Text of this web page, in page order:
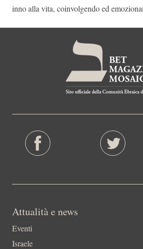
inno alla vita, coinvolgendo ed
Attualità e news
Eventi
Israele